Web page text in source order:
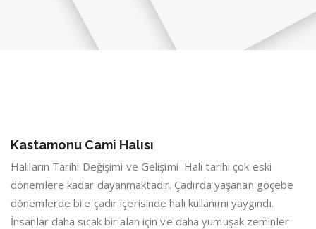
Kastamonu Cami Halısı
Halıların Tarihi Değişimi ve Gelişimi Halı tarihi çok eski
dönemlere kadar dayanmaktadır. Çadırda yaşanan göçebe
dönemlerde bile çadır içerisinde halı kullanımı yaygındı.
İnsanlar daha sıcak bir alan için ve daha yumuşak zeminler